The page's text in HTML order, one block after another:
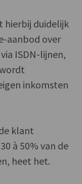
hierbij duidelijk
aanbod over
ISDN-lijnen,
inkomsten
klant
à 50% van de
heet het.